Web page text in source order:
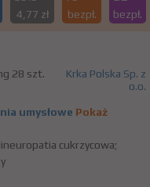
4,77 zł
bezpł.
bezpł.
28 szt.
Krka Polska Sp. z
o.o.
umysłowe Pokaż
cukrzycowa;